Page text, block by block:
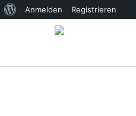
Über
WordPress
Anmelden Registrieren